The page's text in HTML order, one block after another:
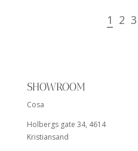
1 2 3
SHOWROOM
Cosa
Holbergs gate 34, 4614
Kristiansand